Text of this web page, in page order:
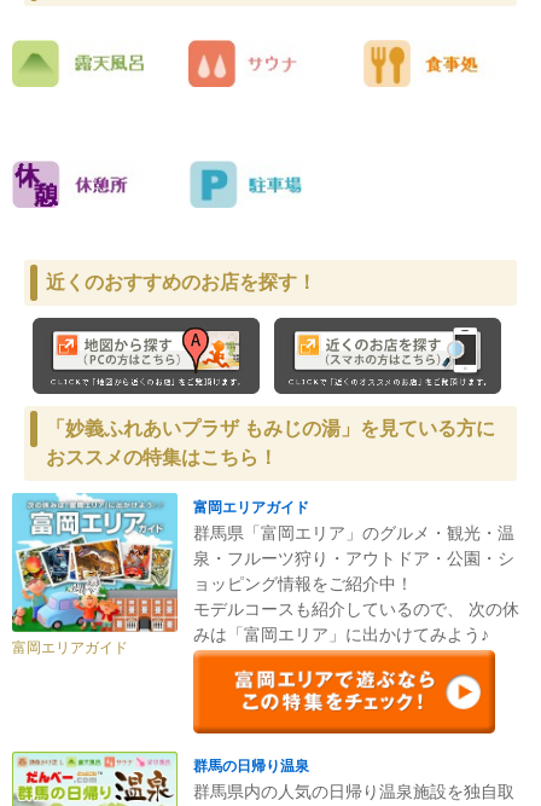
近くのおすすめのお店を探す！
「妙義ふれあいプラザ もみじの湯」を見ている方に
おススメの特集はこちら！
富岡エリアガイド
富岡エリアガイド
群馬県「富岡エリア」のグルメ・観光・温
泉・フルーツ狩り・アウトドア・公園・シ
ョッピング情報をご紹介中！
モデルコースも紹介しているので、 次の休
みは「富岡エリア」に出かけてみよう♪
群馬の日帰り温泉
群馬県内の人気の日帰り温泉施設を独自取